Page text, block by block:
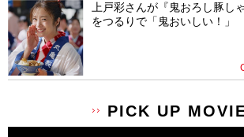
上戸彩さんが『鬼おろし豚し
をつるりで「鬼おいしい！」
PICK UP